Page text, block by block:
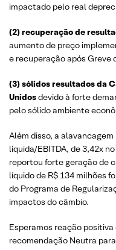
impactado pelo real
(2) recuperação de
aumento de preço
e recuperação após Greve
(3) sólidos resultados da
Unidosdevido à forte
pelo sólido ambiente
Além disso, a
líquida/EBITDA, de 3,42x
reportou forte geração de
líquido de R$ 134 milhões
do Programa de
impactos do câmbio.
Esperamos reação
recomendação Neutra